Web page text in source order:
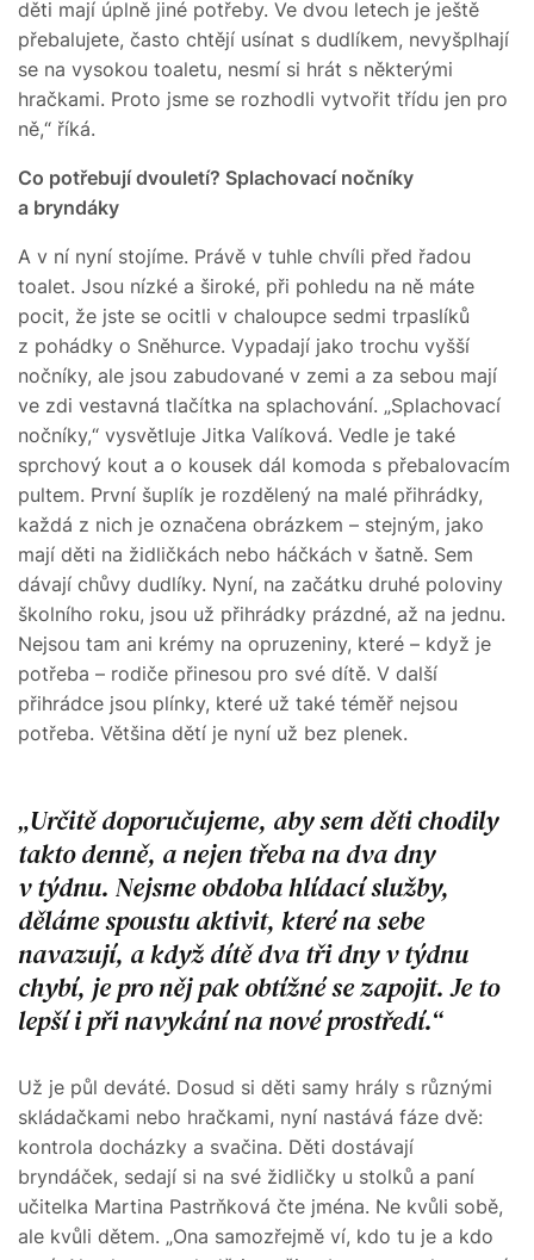
děti mají úplně jiné potřeby. Ve dvou letech je ještě
přebalujete, často chtějí usínat s dudlíkem, nevyšplhají
se na vysokou toaletu, nesmí si hrát s některými
hračkami. Proto jsme se rozhodli vytvořit třídu jen pro
ně,“ říká.
Co potřebují dvouletí? Splachovací nočníky
a bryndáky
A v ní nyní stojíme. Právě v tuhle chvíli před řadou
toalet. Jsou nízké a široké, při pohledu na ně máte
pocit, že jste se ocitli v chaloupce sedmi trpaslíků
z pohádky o Sněhurce. Vypadají jako trochu vyšší
nočníky, ale jsou zabudované v zemi a za sebou mají
ve zdi vestavná tlačítka na splachování. „Splachovací
nočníky,“ vysvětluje Jitka Valíková. Vedle je také
sprchový kout a o kousek dál komoda s přebalovacím
pultem. První šuplík je rozdělený na malé přihrádky,
každá z nich je označena obrázkem – stejným, jako
mají děti na židličkách nebo háčkách v šatně. Sem
dávají chůvy dudlíky. Nyní, na začátku druhé poloviny
školního roku, jsou už přihrádky prázdné, až na jednu.
Nejsou tam ani krémy na opruzeniny, které – když je
potřeba – rodiče přinesou pro své dítě. V další
přihrádce jsou plínky, které už také téměř nejsou
potřeba. Většina dětí je nyní už bez plenek.
Určitě doporučujeme, aby sem děti chodily
takto denně, a nejen třeba na dva dny
v týdnu. Nejsme obdoba hlídací služby,
děláme spoustu aktivit, které na sebe
navazují, a když dítě dva tři dny v týdnu
chybí, je pro něj pak obtížné se zapojit. Je to
lepší i při navykání na nové prostředí.
Už je půl deváté. Dosud si děti samy hrály s různými
skládačkami nebo hračkami, nyní nastává fáze dvě:
kontrola docházky a svačina. Děti dostávají
bryndáček, sedají si na své židličky u stolků a paní
učitelka Martina Pastrňková čte jména. Ne kvůli sobě,
ale kvůli dětem. „Ona samozřejmě ví, kdo tu je a kdo